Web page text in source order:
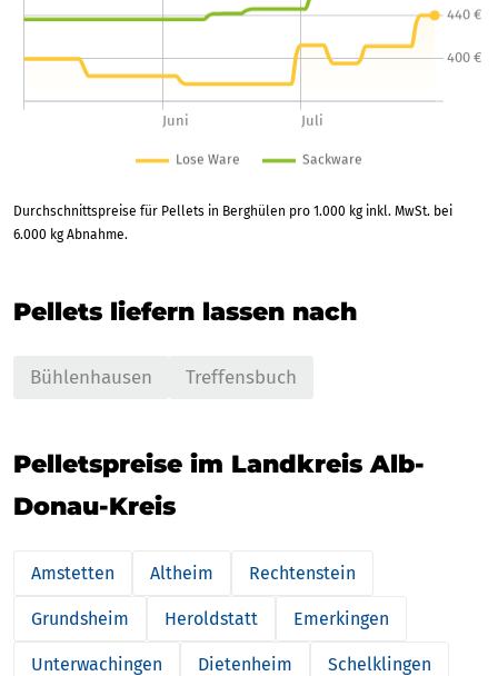
Durchschnittspreise für Pellets in Berghülen pro 1.000 kg inkl. MwSt. bei
6.000 kg Abnahme.
Pellets liefern lassen nach
Bühlenhausen Treffensbuch
Pelletspreise im Landkreis Alb-
Donau-Kreis
Amstetten Altheim Rechtenstein
Grundsheim Heroldstatt Emerkingen
Unterwachingen Dietenheim Schelklingen